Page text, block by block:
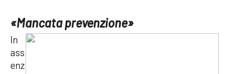
«Mancata prevenzione»
In
ass
enz